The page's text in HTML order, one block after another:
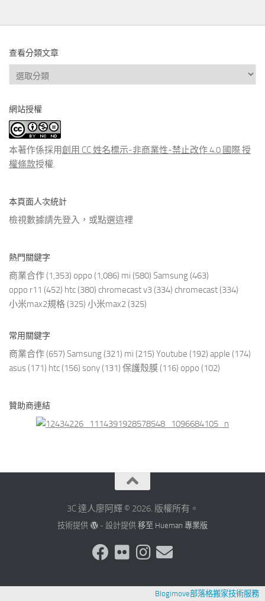
查看分類文章
查
看
類
文
章
網站授權
本著作係採用創用 CC 姓名標示-非商業性-禁止改作 4.0 國際 授
權條款授權.
本頁面人次統計
檢視數據請先登入，或點選這裡
熱門關鍵字
商業合作 (1,353) oppo (1,086) mi (580) Samsung (463)
oppo r11 (452) htc (380) chromecast v3 (334) chromecast (334)
小米max2規格 (325) 小米max2 (325)
常用關鍵字
商業合作 (657) Samsung (321) mi (215) Youtube (192) apple (174)
asus (171) htc (156) sony (131) 保護殼膜 (116) oppo (102)
贊助商連結
3C 達人廖阿輝 © 2026. 版權所有。
技術提供 - 設計提供 移至 Hueman 專業版
Blogimove部落格搬家技術服務